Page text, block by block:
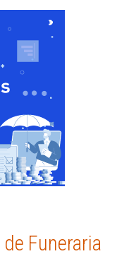
Funeraria